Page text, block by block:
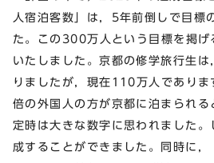
人宿泊客数」は，5年前倒しで目標
た。この300万人という目標を掲げ
いたしました。京都の修学旅行生
りましたが，現在110万人であり
倍の外国人の方が京都に泊まられ
定時は大きな数字に思われました
成することができました。同時に，